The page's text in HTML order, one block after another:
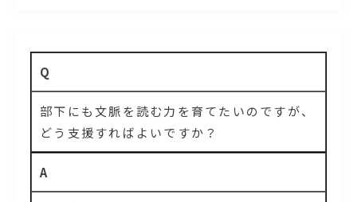
Q
部下にも文脈を読む力を育てたいのですが、
どう支援すればよいですか？
A